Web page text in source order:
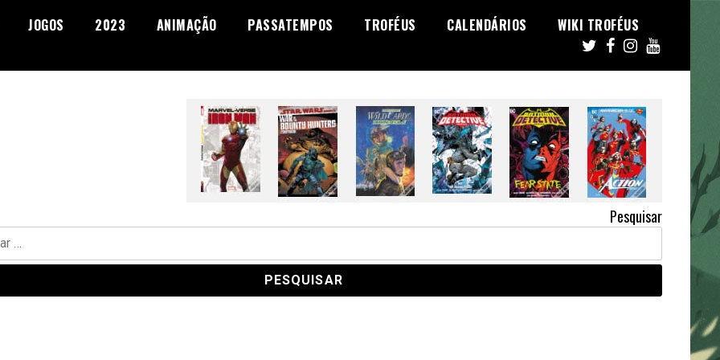
JOGOS 2023 ANIMAÇÃO PASSATEMPOS TROFÉUS CALENDÁRIOS WIKI TROFÉUS
Pesquisar